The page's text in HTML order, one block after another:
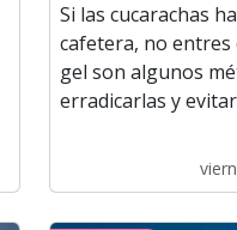
Si las cucarachas
cafetera, no entres
gel son algunos
erradicarlas y